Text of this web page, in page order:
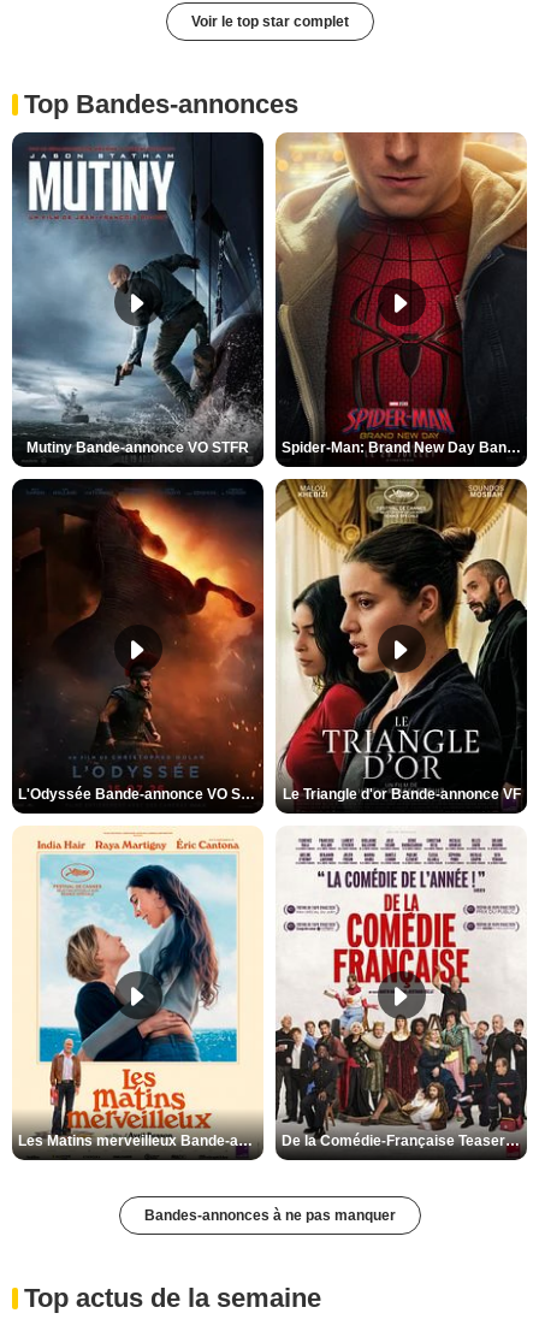
Voir le top star complet
Top Bandes-annonces
Mutiny Bande-annonce VO STFR Spider-Man: Brand New Day Bande-annonce VO STFR
L'Odyssée Bande-annonce VO STFR Le Triangle d'or Bande-annonce VF
Les Matins merveilleux Bande-annonce VF De la Comédie-Française Teaser VF
Bandes-annonces à ne pas manquer
Top actus de la semaine